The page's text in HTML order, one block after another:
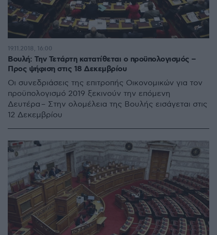
Βουλή: Την Τετάρτη κατατίθεται ο προϋπολογισμός –
Προς ψήφιση στις 18 Δεκεμβρίου
Οι συνεδριάσεις της επιτροπής Οικονομικών για τον
προϋπολογισμό 2019 ξεκινούν την επόμενη
Δευτέρα – Στην ολομέλεια της Βουλής εισάγεται στις
12 Δεκεμβρίου
19.11.2018, 16:00